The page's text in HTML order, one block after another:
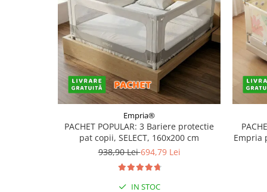
Empria®
PACHET POPULAR: 3 Bariere protectie
pat copii, SELECT, 160x200 cm
938,90 Lei694,79 Lei
IN STOC
Empria